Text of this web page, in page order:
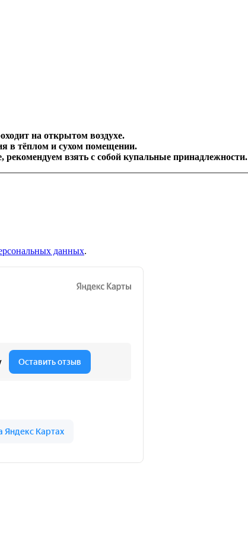
на открытом воздухе.
в тёплом и сухом помещении.
рекомендуем взять с собой купальные принадлежности.
данных.